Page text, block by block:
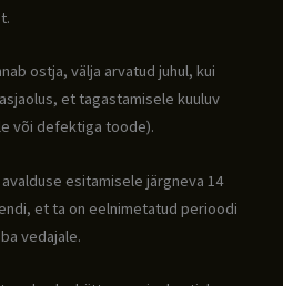
ostja, välja arvatud juhul, kui
et tagastamisele kuuluv
või defektiga toode).
esitamisele järgneva 14
et ta on eelnimetatud perioodi
vedajale.